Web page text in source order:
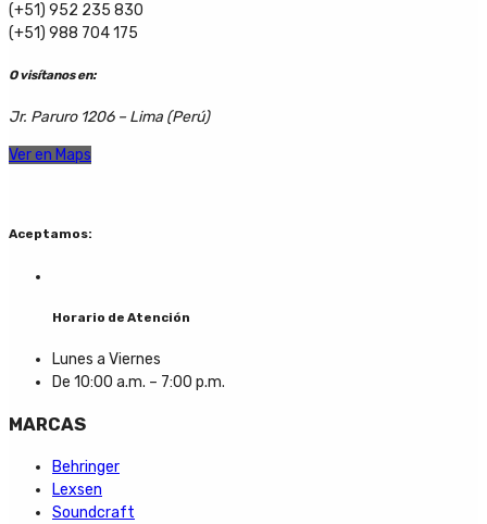
(+51) 952 235 830
(+51) 988 704 175
O visítanos en:
Jr. Paruro 1206 – Lima (Perú)
Ver en Maps
Aceptamos:
Horario de Atención
Lunes a Viernes
De 10:00 a.m. – 7:00 p.m.
MARCAS
Behringer
Lexsen
Soundcraft